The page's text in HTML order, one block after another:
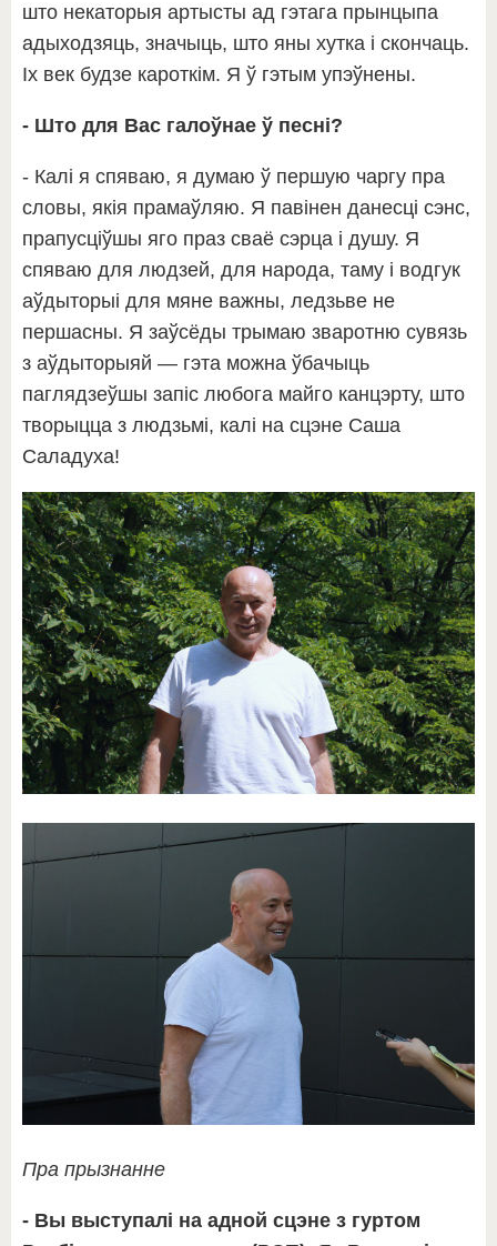
што некаторыя артысты ад гэтага прынцыпа
адыходзяць, значыць, што яны хутка і скончаць.
Іх век будзе кароткім. Я ў гэтым упэўнены.
- Што для Вас галоўнае ў песні?
- Калі я спяваю, я думаю ў першую чаргу пра
словы, якія прамаўляю. Я павінен данесці сэнс,
прапусціўшы яго праз сваё сэрца і душу. Я
спяваю для людзей, для народа, таму і водгук
аўдыторыі для мяне важны, ледзьве не
першасны. Я заўсёды трымаю зваротню сувязь
з аўдыторыяй — гэта можна ўбачыць
паглядзеўшы запіс любога майго канцэрту, што
творыцца з людзьмі, калі на сцэне Саша
Саладуха!
Пра прызнанне
- Вы выступалі на адной сцэне з гуртом